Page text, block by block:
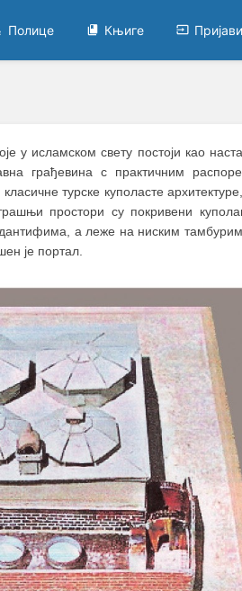
Полице Књиге
у исламском свету постоји као
грађевинa с практичним
турске куполасте
простори су покривени
а леже на ниским
је портал.